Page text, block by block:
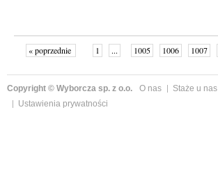
« poprzednie 1 ... 1005 1006 1007
Copyright © Wyborcza sp. z o.o. O nas Staże u nas
Ustawienia prywatności